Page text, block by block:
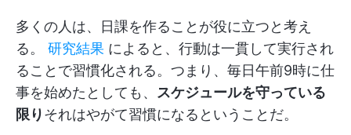
多くの人は、日課を作ることが役に立つと考え
る。 研究結果 によると、行動は一貫して実行され
ることで習慣化される。つまり、毎日午前9時に仕
事を始めたとしても、 スケジュールを守っている
限りそれはやがて習慣になるということだ。